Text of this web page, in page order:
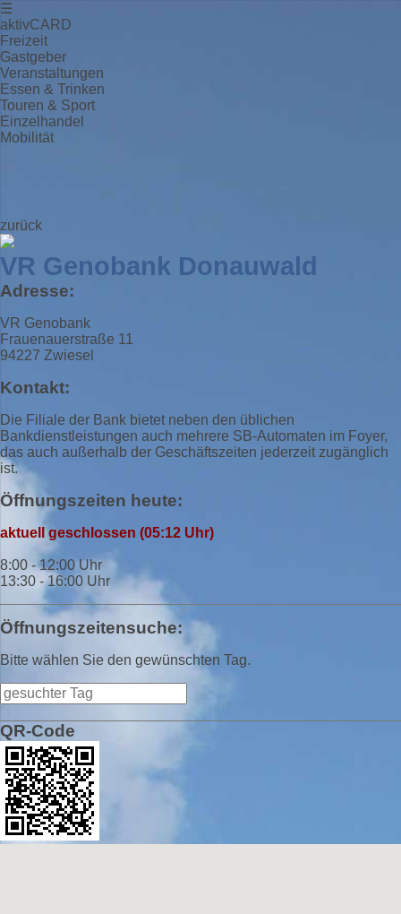
☰
aktivCARD
Freizeit
Gastgeber
Veranstaltungen
Essen & Trinken
Touren & Sport
Einzelhandel
Mobilität
zurück
VR Genobank Donauwald
Adresse:
VR Genobank
Frauenauerstraße 11
94227 Zwiesel
Kontakt:
Die Filiale der Bank bietet neben den üblichen
Bankdienstleistungen auch mehrere SB-Automaten im Foyer,
das auch außerhalb der Geschäftszeiten jederzeit zugänglich
ist.
Öffnungszeiten heute:
aktuell geschlossen (05:12 Uhr)
8:00 - 12:00 Uhr
13:30 - 16:00 Uhr
Öffnungszeitensuche:
Bitte wählen Sie den gewünschten Tag.
QR-Code